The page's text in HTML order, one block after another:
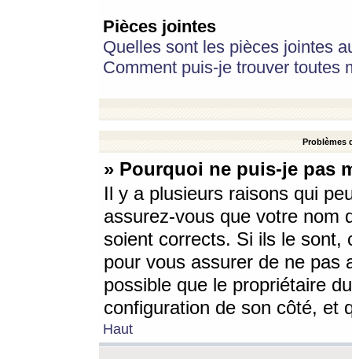
Pièces jointes
Quelles sont les pièces jointes
Comment puis-je trouver toutes
Problèmes
» Pourquoi ne puis-je pas
Il y a plusieurs raisons qui
assurez-vous que votre nom
soient corrects. Si ils le sont,
pour vous assurer de ne pas
possible que le propriétaire
configuration de son côté, et
Haut